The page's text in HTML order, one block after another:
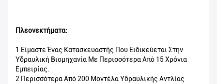
Πλεονεκτήματα:
1 Είμαστε Ένας Κατασκευαστής Που Ειδικεύεται Στην
Υδραυλική Βιομηχανία Με Περισσότερα Από 15 Χρόνια
Εμπειρίας.
2 Περισσότερα Από 200 Μοντέλα Υδραυλικής Αντλίας